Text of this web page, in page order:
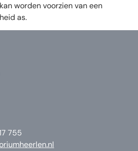
worden voorzien van een
as.
755